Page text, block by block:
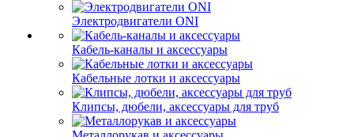
Электродвигатели ONI
Кабель-каналы и аксессуары
Кабельные лотки и аксессуары
Клипсы, дюбели, аксессуары для труб